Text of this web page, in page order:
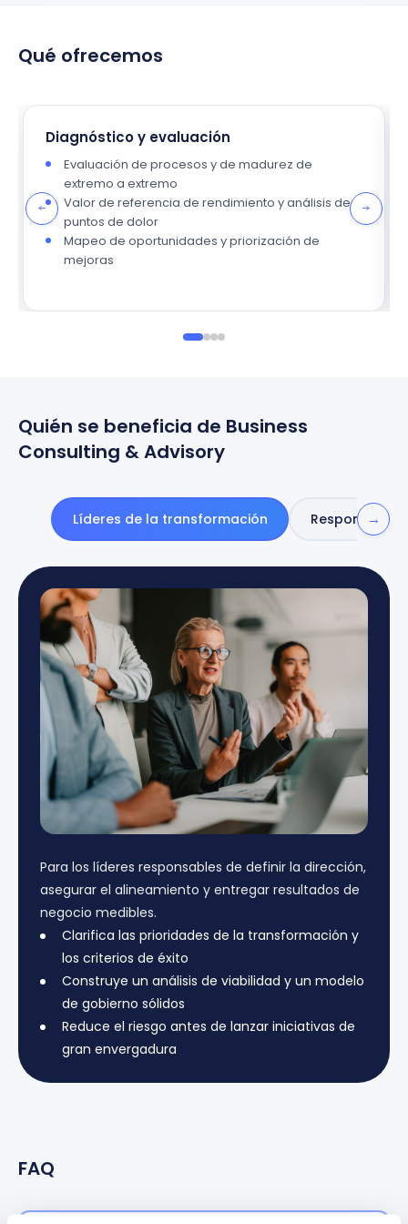
Qué ofrecemos
Diagnóstico y evaluación
Evaluación de procesos y de madurez de
extremo a extremo
Valor de referencia de rendimiento y análisis de
puntos de dolor
Mapeo de oportunidades y priorización de
mejoras
Quién se beneficia de Business
Consulting & Advisory
Líderes de la transformación →
Para los líderes responsables de definir la dirección,
asegurar el alineamiento y entregar resultados de
negocio medibles.
Clarifica las prioridades de la transformación y
los criterios de éxito
Construye un análisis de viabilidad y un modelo
de gobierno sólidos
Reduce el riesgo antes de lanzar iniciativas de
gran envergadura
FAQ